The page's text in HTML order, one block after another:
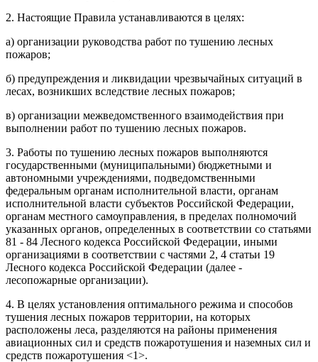
2. Настоящие Правила устанавливаются в целях:
а) организации руководства работ по тушению лесных
пожаров;
б) предупреждения и ликвидации чрезвычайных ситуаций в
лесах, возникших вследствие лесных пожаров;
в) организации межведомственного взаимодействия при
выполнении работ по тушению лесных пожаров.
3. Работы по тушению лесных пожаров выполняются
государственными (муниципальными) бюджетными и
автономными учреждениями, подведомственными
федеральным органам исполнительной власти, органам
исполнительной власти субъектов Российской Федерации,
органам местного самоуправления, в пределах полномочий
указанных органов, определенных в соответствии со статьями
81 - 84 Лесного кодекса Российской Федерации, иными
организациями в соответствии с частями 2, 4 статьи 19
Лесного кодекса Российской Федерации (далее -
лесопожарные организации).
4. В целях установления оптимального режима и способов
тушения лесных пожаров территории, на которых
расположены леса, разделяются на районы применения
авиационных сил и средств пожаротушения и наземных сил и
средств пожаротушения <1>.